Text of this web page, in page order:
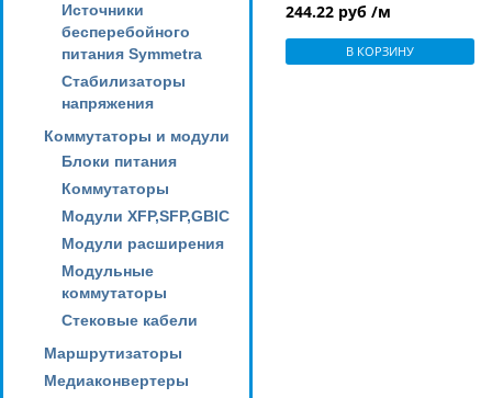
Источники
бесперебойного
питания Symmetra
Стабилизаторы
напряжения
Коммутаторы и модули
Блоки питания
Коммутаторы
Модули XFP,SFP,GBIC
Модули расширения
Модульные
коммутаторы
Стековые кабели
Маршрутизаторы
Медиаконвертеры
экранировкой, экран -
фольга, FR-PVC (-20 C - +80
C)
244.22 руб /м
В КОРЗИНУ